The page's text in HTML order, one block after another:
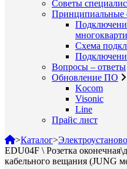
Советы
Принципиальные
Схема
Вопросы – ответы
Обновление ПО
Kocom
Visonic
Line
Прайс лист
>Каталог>
EDU04F \ Розетка
кабельного вещания (JUNG